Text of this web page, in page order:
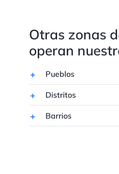
Otras zonas
operan
Pueblos
Distritos
Barrios